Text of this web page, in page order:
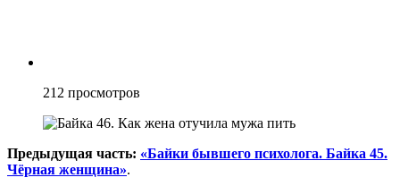
212 просмотров
Предыдущая часть: «Байки бывшего психолога. Байка 45.
Чёрная женщина».